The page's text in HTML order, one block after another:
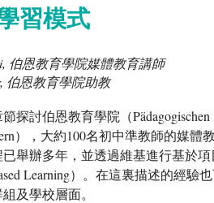
習模式
伯恩教育學院媒體教育講師
伯恩教育學院助教
探討伯恩教育學院（Pädagogischen
），大約100名初中準教師的媒體
舉辦多年，並透過維基進行基於
Learning）。在這裏描述的經驗
及學校層面。